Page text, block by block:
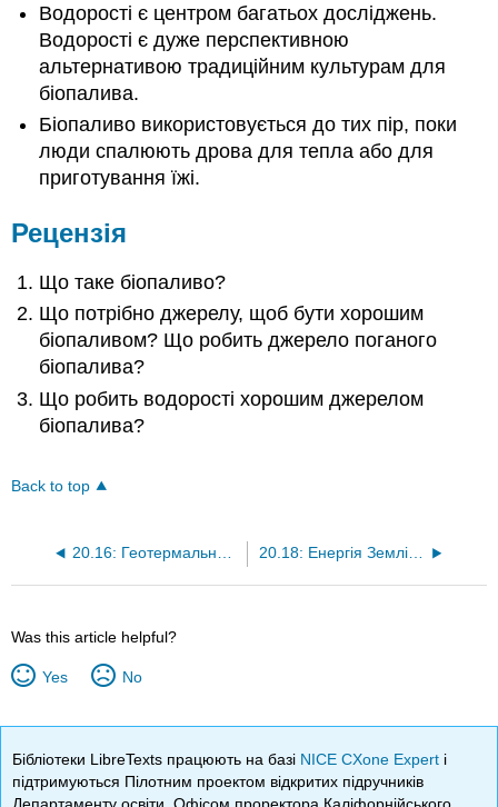
Водорості є центром багатьох досліджень.
Водорості є дуже перспективною
альтернативою традиційним культурам для
біопалива.
Біопаливо використовується до тих пір, поки
люди спалюють дрова для тепла або для
приготування їжі.
Рецензія
Що таке біопаливо?
Що потрібно джерелу, щоб бути хорошим
біопаливом? Що робить джерело поганого
біопалива?
Що робить водорості хорошим джерелом
біопалива?
Back to top
20.18: Енергія Землі - виклик 3
Was this article helpful?
Yes No
Бібліотеки LibreTexts працюють на базі NICE CXone Expert і
підтримуються Пілотним проектом відкритих підручників
Департаменту освіти, Офісом проректора Каліфорнійського